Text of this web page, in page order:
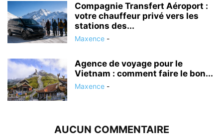
Compagnie Transfert Aéroport :
votre chauffeur privé vers les
stations des...
Maxence -
Agence de voyage pour le
Vietnam : comment faire le bon...
Maxence -
AUCUN COMMENTAIRE